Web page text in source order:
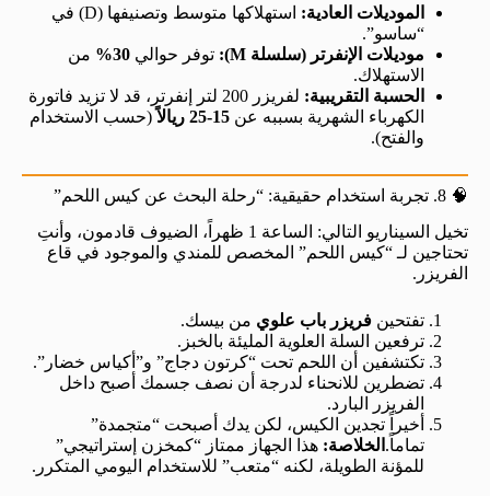
الموديلات العادية:
استهلاكها متوسط وتصنيفها (D) في
“ساسو”.
موديلات الإنفرتر (سلسلة M):
توفر حوالي 30%
من
الاستهلاك.
الحسبة التقريبية:
لفريزر 200 لتر إنفرتر، قد لا تزيد فاتورة
الكهرباء الشهرية بسببه عن 15-25 ريالاً
(حسب الاستخدام
والفتح).
🧠 8. تجربة استخدام حقيقية: “رحلة البحث عن كيس اللحم”
تخيل السيناريو التالي: الساعة 1 ظهراً، الضيوف قادمون، وأنتِ
تحتاجين لـ “كيس اللحم” المخصص للمندي والموجود في قاع
الفريزر.
تفتحين فريزر باب علوي من بيسك.
ترفعين السلة العلوية المليئة بالخبز.
تكتشفين أن اللحم تحت “كرتون دجاج” و”أكياس خضار”.
تضطرين للانحناء لدرجة أن نصف جسمك أصبح داخل
الفريزر البارد.
أخيراً تجدين الكيس، لكن يدك أصبحت “متجمدة”
تماماً. الخلاصة: هذا الجهاز ممتاز “كمخزن إستراتيجي”
للمؤنة الطويلة، لكنه “متعب” للاستخدام اليومي المتكرر.